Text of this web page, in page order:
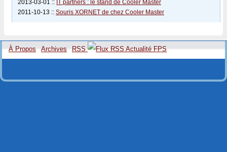
2013-03-01 ::
IT partners : le stand de Cooler Master
2011-10-13 :: Souris XORNET de chez Cooler Master
À Propos Archives RSS